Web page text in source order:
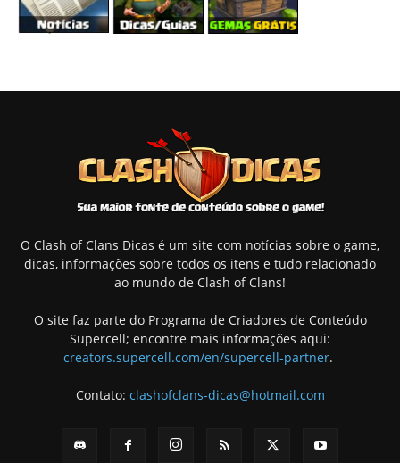
O Clash of Clans Dicas é um site com notícias sobre o game,
dicas, informações sobre todos os itens e tudo relacionado
ao mundo de Clash of Clans!
O site faz parte do Programa de Criadores de Conteúdo
Supercell; encontre mais informações aqui:
creators.supercell.com/en/supercell-partner.
Contato: clashofclans-dicas@hotmail.com